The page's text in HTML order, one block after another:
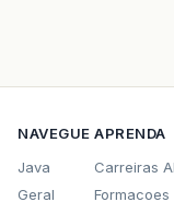
NAVEGUE
Java
Geral
APRENDA
Carreiras
Formacoes